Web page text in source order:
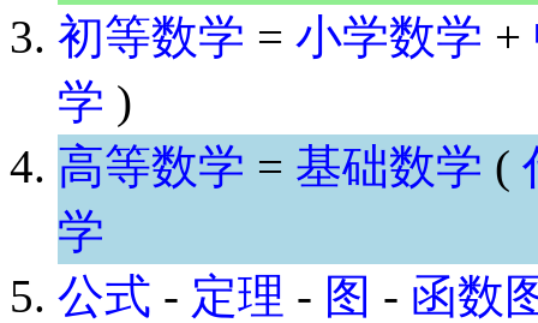
初等数学 = 小学数学 +
学 )
高等数学 = 基础数学 (
学
公式 - 定理 - 图 - 函数